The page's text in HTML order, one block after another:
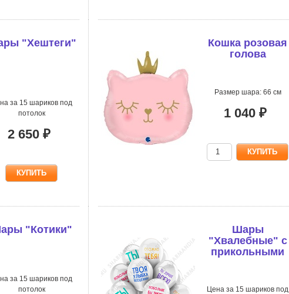
"Хештеги"
за 15 шариков под
потолок
2 650 ₽
Кошка розовая
голова
Размер шара: 66 см
1 040 ₽
"Котики"
за 15 шариков под
потолок
Шары
"Хвалебные" с
прикольными
Цена за 15 шариков под